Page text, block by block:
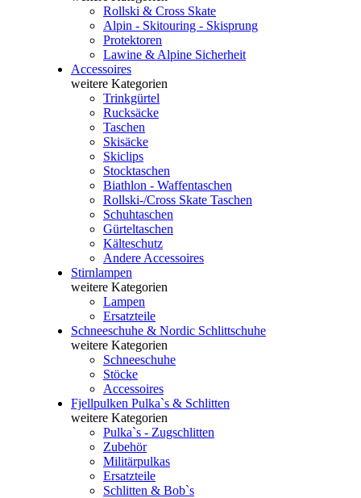
Rollski & Cross Skate
Alpin - Skitouring - Skisprung
Protektoren
Lawine & Alpine Sicherheit
Accessoires
weitere Kategorien
Trinkgürtel
Rucksäcke
Taschen
Skisäcke
Skiclips
Stocktaschen
Biathlon - Waffentaschen
Rollski-/Cross Skate Taschen
Schuhtaschen
Gürteltaschen
Kälteschutz
Andere Accessoires
Stirnlampen
weitere Kategorien
Lampen
Ersatzteile
Schneeschuhe & Nordic Schlittschuhe
weitere Kategorien
Schneeschuhe
Stöcke
Accessoires
Fjellpulken Pulka`s & Schlitten
weitere Kategorien
Pulka`s - Zugschlitten
Zubehör
Militärpulkas
Ersatzteile
Schlitten & Bob`s